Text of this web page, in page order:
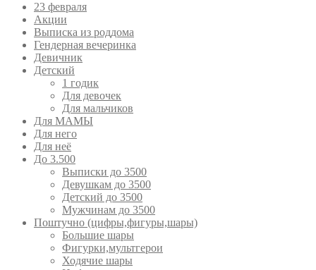
23 февраля
Акции
Выписка из роддома
Гендерная вечеринка
Девичник
Детский
1 годик
Для девочек
Для мальчиков
Для МАМЫ
Для него
Для неё
До 3.500
Выписки до 3500
Девушкам до 3500
Детский до 3500
Мужчинам до 3500
Поштучно (цифры,фигуры,шары)
Большие шары
Фигурки,мультгерои
Ходячие шары